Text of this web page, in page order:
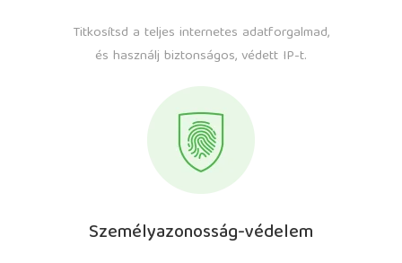
Titkosítsd a teljes internetes adatforgalmad,
és használj biztonságos, védett IP-t.
Személyazonosság-védelem